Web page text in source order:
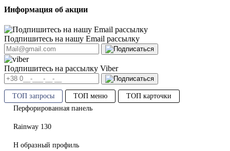
Информация об акции
Подпишитесь на нашу Email рассылку
Подпишитесь на рассылку Viber
ТОП запросы ТОП меню
ТОП карточки
Перфорированная панель
Rainway 130
Н образный профиль